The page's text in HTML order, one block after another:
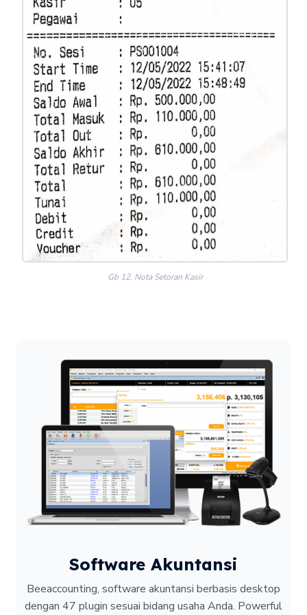
Gb 12. Nota Setoran Kasir
Software Akuntansi
Beeaccounting, software akuntansi berbasis desktop
dengan 47 plugin sesuai bidang usaha Anda. Powerful